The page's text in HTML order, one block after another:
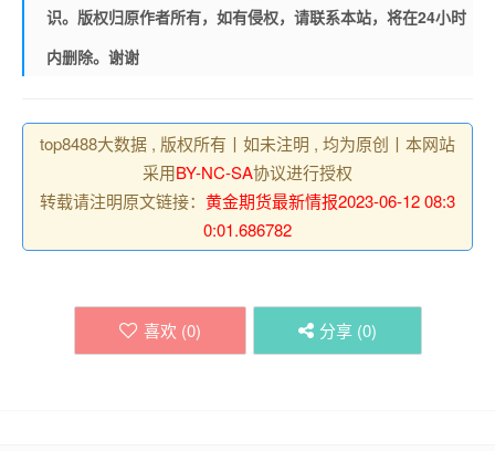
识。版权归原作者所有，如有侵权，请联系本站，将在24小时
内删除。谢谢
top8488大数据 , 版权所有丨如未注明 , 均为原创丨本网站
采用BY-NC-SA协议进行授权
转载请注明原文链接： 黄金期货最新情报2023-06-12 08:3
0:01.686782
喜欢 (0) 分享 (0)